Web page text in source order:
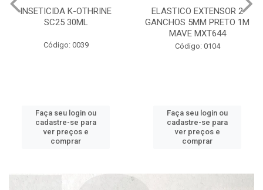
INSETICIDA K-OTHRINE
SC25 30ML
Código: 0039
Faça seu login ou
cadastre-se para
ver preços e
comprar
ELASTICO EXTENSOR 2
GANCHOS 5MM PRETO 1M
MAVE MXT644
Código: 0104
Faça seu login ou
cadastre-se para
ver preços e
comprar